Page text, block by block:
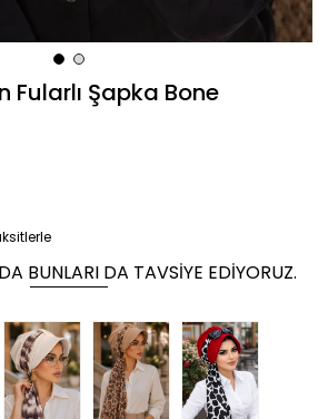
Fularlı Şapka Bone
BUNLARI DA TAVSIYE EDIYORUZ.